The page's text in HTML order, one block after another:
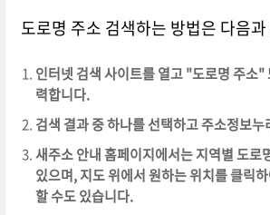
도로명 주소 검색하는 방법은 다음
인터넷 검색 사이트를 열고 "도로명 주소
력합니다.
검색 결과 중 하나를 선택하고 주소정보
새주소 안내 홈페이지에서는 지역별 도로
있으며, 지도 위에서 원하는 위치를 클릭
할 수도 있습니다.